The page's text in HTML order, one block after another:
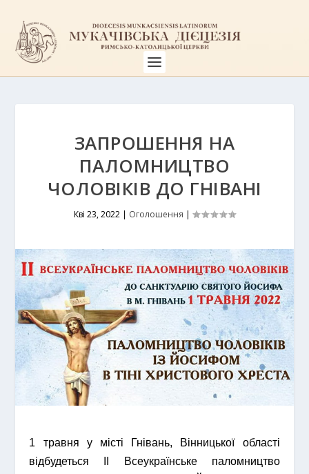
ЗАПРОШЕННЯ НА
ПАЛОМНИЦТВО
ЧОЛОВІКІВ ДО ГНІВАНІ
Кві 23, 2022 | Оголошення |
1 травня у місті Гнівань, Вінницької області
відбудеться ІІ Всеукраїнське паломництво